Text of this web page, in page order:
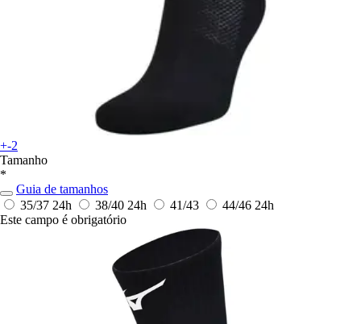
+-2
Tamanho
*
Guia de tamanhos
35/37 24h 38/40 24h 41/43 44/46 24h
Este campo é obrigatório